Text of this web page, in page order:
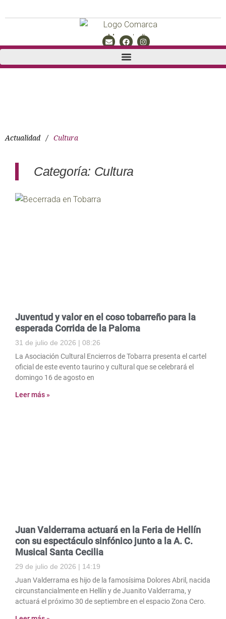
Actualidad / Cultura
Categoría: Cultura
Juventud y valor en el coso tobarreño para la
esperada Corrida de la Paloma
31 de julio de 2026
08:26
La Asociación Cultural Encierros de Tobarra presenta el cartel
oficial de este evento taurino y cultural que se celebrará el
domingo 16 de agosto en
Leer más »
Juan Valderrama actuará en la Feria de Hellín
con su espectáculo sinfónico junto a la A. C.
Musical Santa Cecilia
29 de julio de 2026
14:19
Juan Valderrama es hijo de la famosísima Dolores Abril, nacida
circunstancialmente en Hellín y de Juanito Valderrama, y
actuará el próximo 30 de septiembre en el espacio Zona Cero.